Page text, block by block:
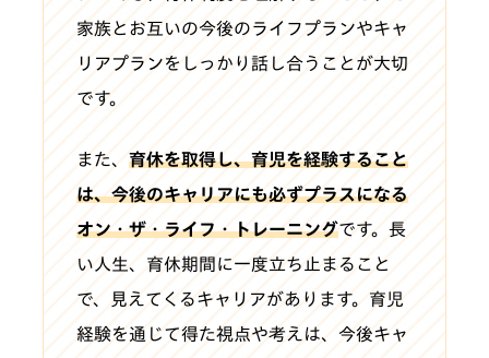
家族とお互いの今後のライフプランやキャ
リアプランをしっかり話し合うことが大切
です。
また、 育休を取得し、育児を経験すること
は、今後のキャリアにも必ずプラスになる
オン・ザ・ライフ・トレーニングです。長
い人生、育休期間に一度立ち止まること
で、見えてくるキャリアがあります。育児
経験を通じて得た視点や考えは、今後キャ